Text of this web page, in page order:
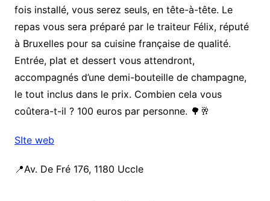
fois installé, vous serez seuls, en tête-à-tête. Le
repas vous sera préparé par le traiteur Félix, réputé
à Bruxelles pour sa cuisine française de qualité.
Entrée, plat et dessert vous attendront,
accompagnés d’une demi-bouteille de champagne,
le tout inclus dans le prix. Combien cela vous
coûtera-t-il ? 100 euros par personne. 🌳🥂
SIte web
📍Av. De Fré 176, 1180 Uccle